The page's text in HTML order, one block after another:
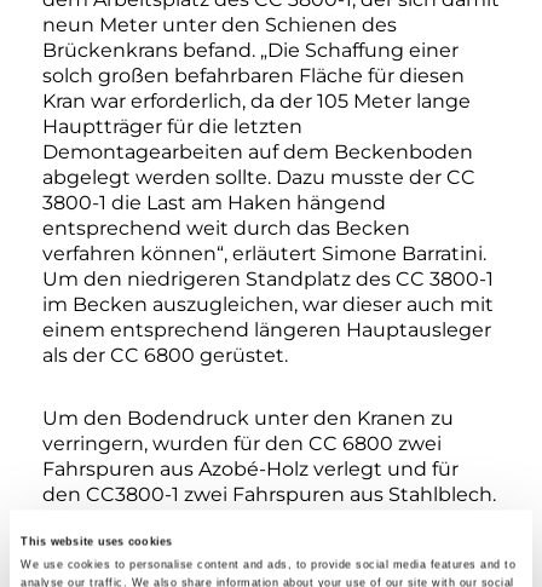
This website uses cookies
We use cookies to personalise content and ads, to provide social media features and to
analyse our traffic. We also share information about your use of our site with our social
neun Meter unter den Schienen des
Brückenkrans befand. „Die Schaffung einer
solch großen befahrbaren Fläche für diesen
Kran war erforderlich, da der 105 Meter lange
Hauptträger für die letzten
Demontagearbeiten auf dem Beckenboden
abgelegt werden sollte. Dazu musste der CC
3800-1 die Last am Haken hängend
entsprechend weit durch das Becken
verfahren können“, erläutert Simone Barratini.
Um den niedrigeren Standplatz des CC 3800-1
im Becken auszugleichen, war dieser auch mit
einem entsprechend längeren Hauptausleger
als der CC 6800 gerüstet.
Um den Bodendruck unter den Kranen zu
verringern, wurden für den CC 6800 zwei
Fahrspuren aus Azobé-Holz verlegt und für
den CC3800-1 zwei Fahrspuren aus Stahlblech.
Speziell entwickelte Anschlagmittel